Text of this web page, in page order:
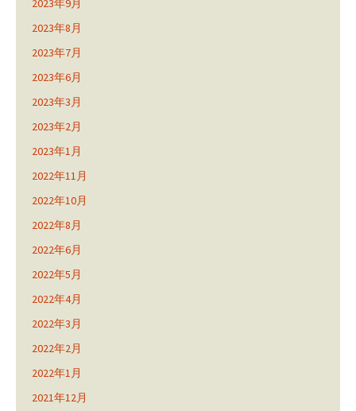
2023年9月
2023年8月
2023年7月
2023年6月
2023年3月
2023年2月
2023年1月
2022年11月
2022年10月
2022年8月
2022年6月
2022年5月
2022年4月
2022年3月
2022年2月
2022年1月
2021年12月